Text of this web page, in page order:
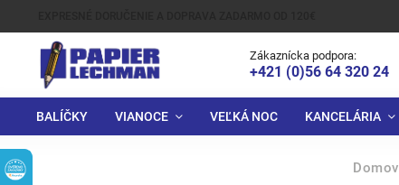
Zákaznícka podpora:
+421 (0)56 64 320 24
BALÍČKY VIANOCE VEĽKÁ NOC KANCELÁRIA
Domov